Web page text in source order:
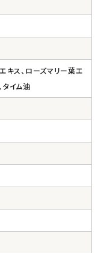
キス、ローズマリー葉エ
タイム油